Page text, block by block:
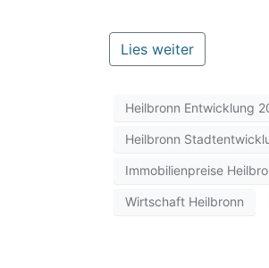
Lies weiter
Heilbronn Entwicklung
Heilbronn
Immobilienpreise
Wirtschaft Heilbronn